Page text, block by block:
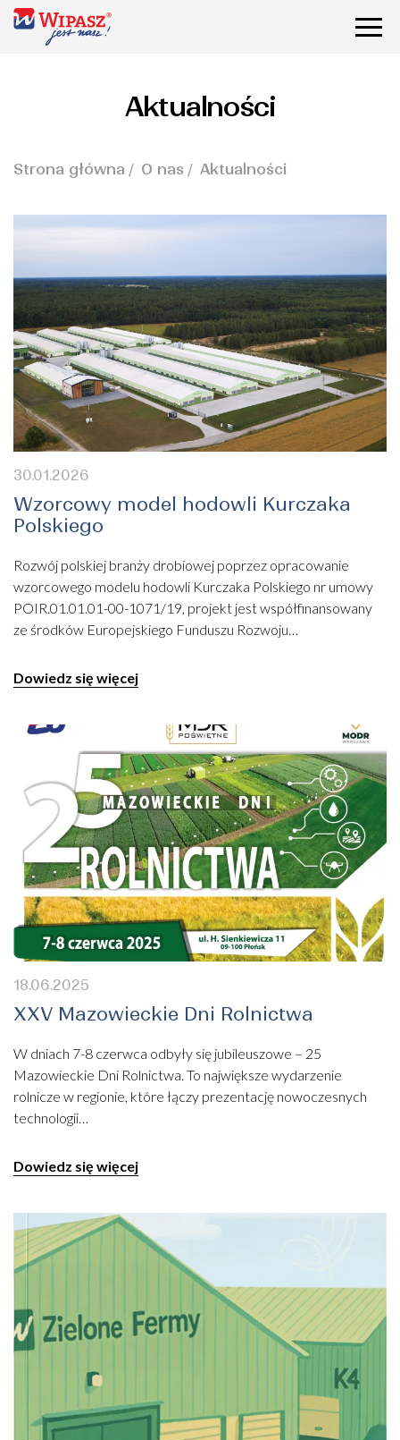
Aktualności
Strona główna O nas Aktualności
30.01.2026
Wzorcowy model hodowli Kurczaka
Polskiego
Rozwój polskiej branży drobiowej poprzez opracowanie
wzorcowego modelu hodowli Kurczaka Polskiego nr umowy
POIR.01.01.01-00-1071/19, projekt jest współfinansowany
ze środków Europejskiego Funduszu Rozwoju…
Dowiedz się więcej
18.06.2025
XXV Mazowieckie Dni Rolnictwa
W dniach 7-8 czerwca odbyły się jubileuszowe – 25
Mazowieckie Dni Rolnictwa. To największe wydarzenie
rolnicze w regionie, które łączy prezentację nowoczesnych
technologii…
Dowiedz się więcej